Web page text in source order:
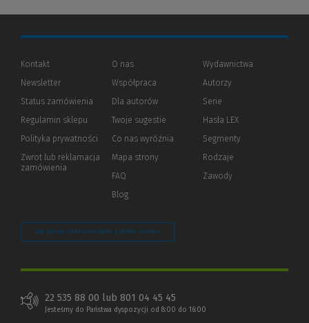
Kontakt
Newsletter
Status zamówienia
Regulamin sklepu
Polityka prywatności (Nowe
(Link
innej
Zwrot lub reklamacja
zamówienia
O nas
Współpraca
Dla autorów(Nowe
(Link
innej
strony)
Twoje sugestie
Co nas wyróżnia
Mapa strony
FAQ
Blog
Wydawnictwa
Autorzy
Serie
Hasła LEX
Segmenty
Rodzaje
Zawody
Zarządzaj preferencjami plików cookie
22 535 88 00 lub 801 04 45 45
Jesteśmy do Państwa dyspozycji od 8:00 do 16:00